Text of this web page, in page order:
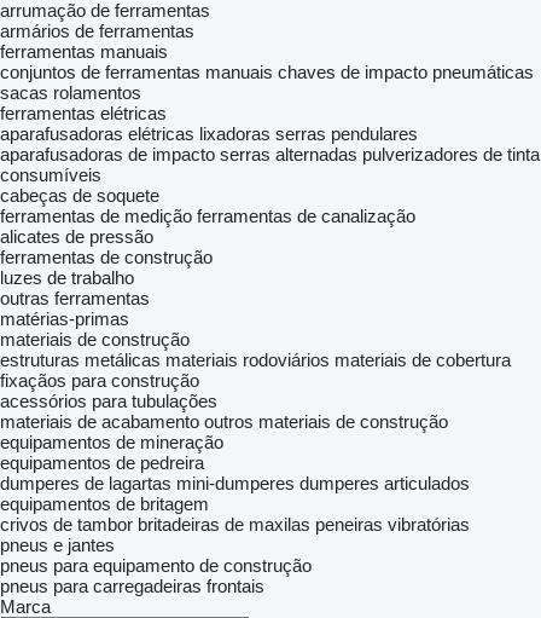
arrumação de ferramentas
armários de ferramentas
ferramentas manuais
conjuntos de ferramentas manuais chaves de impacto pneumáticas
sacas rolamentos
ferramentas elétricas
aparafusadoras elétricas lixadoras serras pendulares
aparafusadoras de impacto serras alternadas pulverizadores de tinta
consumíveis
cabeças de soquete
ferramentas de medição ferramentas de canalização
alicates de pressão
ferramentas de construção
luzes de trabalho
outras ferramentas
matérias-primas
materiais de construção
estruturas metálicas materiais rodoviários materiais de cobertura
fixaçãos para construção
acessórios para tubulações
materiais de acabamento outros materiais de construção
equipamentos de mineração
equipamentos de pedreira
dumperes de lagartas mini-dumperes dumperes articulados
equipamentos de britagem
crivos de tambor britadeiras de maxilas peneiras vibratórias
pneus e jantes
pneus para equipamento de construção
pneus para carregadeiras frontais
Marca